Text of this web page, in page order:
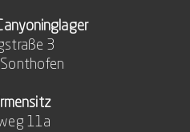
3
11a